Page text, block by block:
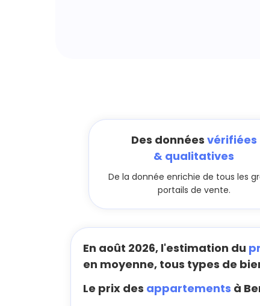
Des données vérifiées
& qualitatives
De la donnée enrichie de tous les
portails de vente.
En août 2026, l'estimation du
en moyenne, tous types de
Le prix des appartements à